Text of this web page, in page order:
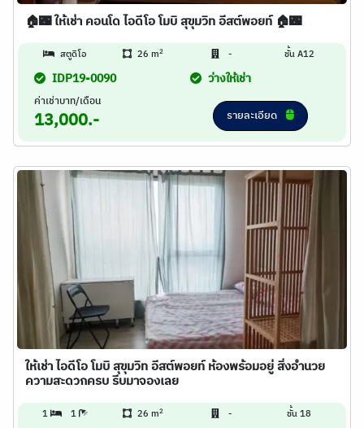
🏠🌃 ให้เช่า คอนโด ไอดีโอ โมบิ สุขุมวิท อีสต์พอยท์ 🏠🌃
สตูดิโอ 26 m2 - ชั้น A12
IDP19-0090 ว่างให้เช่า
ค่าเช่าบาท/เดือน
13,000.- รายละเอียด
ให้เช่า ไอดีโอ โมบิ สุขุมวิท อีสต์พอยท์ ห้องพร้อมอยู่ สิ่งอำนวย
ความสะดวกครบ รีบมาจองเลย
1 1 26 m2 - ชั้น 18